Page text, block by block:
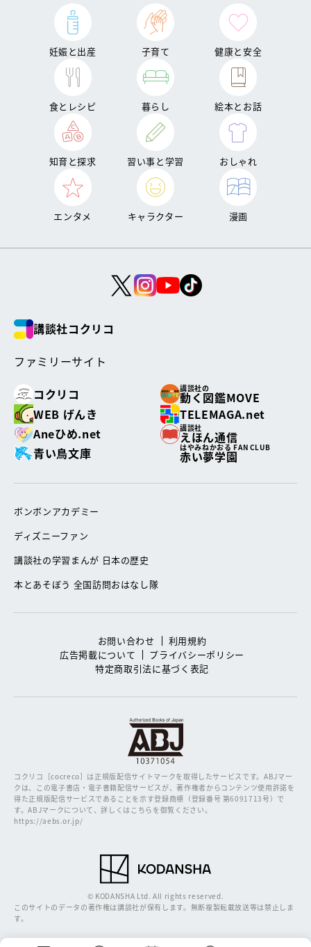
妊娠と出産 子育て 健康と安全
食とレシピ 暮らし 絵本とお話
知育と探求 習い事と学習 おしゃれ
エンタメ キャラクター 漫画
講談社コクリコ
ファミリーサイト
コクリコ
講談社の
動く図鑑MOVE
WEB げんき
TELEMAGA.net
Aneひめ.net
講談社
えほん通信
青い鳥文庫
はやみねかおる FAN CLUB
赤い夢学園
ボンボンアカデミー
ディズニーファン
講談社の学習まんが 日本の歴史
本とあそぼう 全国訪問おはなし隊
お問い合わせ
利用規約
広告掲載について
プライバシーポリシー
特定商取引法に基づく表記
コクリコ［cocreco］は正規版配信サイトマークを取得したサービスです。ABJマー
クは、この電子書店・電子書籍配信サービスが、著作権者からコンテンツ使用許諾を
得た正規版配信サービスであることを示す登録商標（登録番号 第6091713号）で
す。ABJマークについて、詳しくはこちらを御覧ください。
https://aebs.or.jp/
© KODANSHA Ltd. All rights reserved.
このサイトのデータの著作権は講談社が保有します。無断複製転載放送等は禁止しま
す。